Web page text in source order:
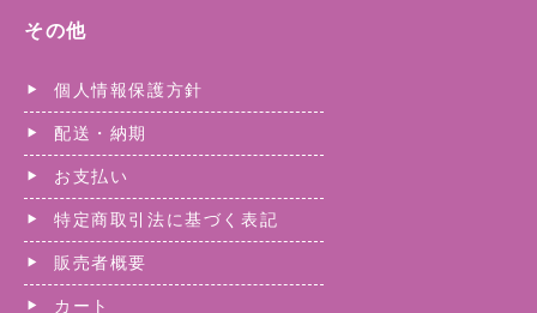
その他
個人情報保護方針
配送・納期
お支払い
特定商取引法に基づく表記
販売者概要
カート